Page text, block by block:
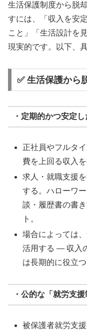
生活保護制度から脱
すには、「収入を安
こと」「生活設計を
現実的です。以下、
✅ 生活保護から
・定期的かつ安定
正社員やフルタ
費を上回る収入
求人・就職支援
する。ハローワ
談・履歴書の書
ト。
場合によっては
活用する — 収入
は長期的に役立つ
・公的な「就労支
被保護者就労支